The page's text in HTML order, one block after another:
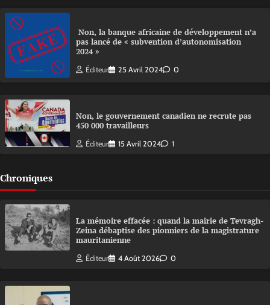
Non, la banque africaine de développement n’a
pas lancé de « subvention d’autonomisation
2024 »
Éditeur 25 Avril 2024 0
Non, le gouvernement canadien ne recrute pas
450 000 travailleurs
Éditeur 15 Avril 2024 1
Chroniques
La mémoire effacée : quand la mairie de Tevragh-
Zeina débaptise des pionniers de la magistrature
mauritanienne
Éditeur 4 Août 2026 0